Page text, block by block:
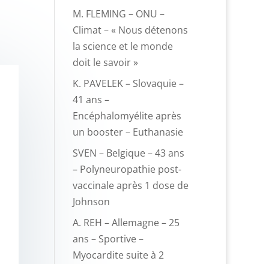
M. FLEMING – ONU –
Climat – « Nous détenons
la science et le monde
doit le savoir »
K. PAVELEK – Slovaquie –
41 ans –
Encéphalomyélite après
un booster – Euthanasie
SVEN – Belgique – 43 ans
– Polyneuropathie post-
vaccinale après 1 dose de
Johnson
A. REH – Allemagne – 25
ans – Sportive –
Myocardite suite à 2